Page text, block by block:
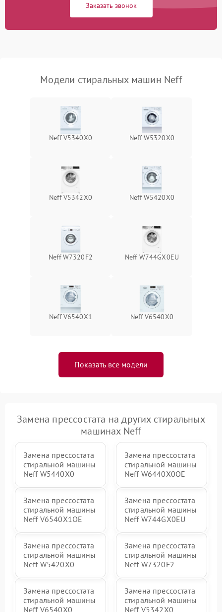
Заказать звонок
Модели стиральных машин Neff
Neff V5340X0 Neff W5320X0
Neff V5342X0 Neff W5420X0
Neff W7320F2 Neff W744GX0EU
Neff V6540X1 Neff V6540X0
Показать все модели
Замена прессостата на других стиральных
машинах Neff
Замена прессостата
стиральной машины
Neff W5440X0
Замена прессостата
стиральной машины
Neff W6440X0OE
Замена прессостата
стиральной машины
Neff V6540X1OE
Замена прессостата
стиральной машины
Neff W744GX0EU
Замена прессостата
стиральной машины
Neff W5420X0
Замена прессостата
стиральной машины
Neff W7320F2
Замена прессостата
стиральной машины
Neff V6540X0
Замена прессостата
стиральной машины
Neff V5342X0